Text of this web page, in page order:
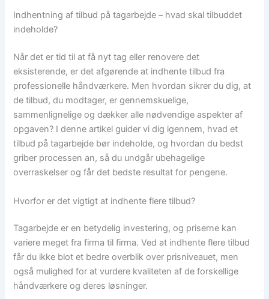
Indhentning af tilbud på tagarbejde – hvad skal tilbuddet
indeholde?
Når det er tid til at få nyt tag eller renovere det
eksisterende, er det afgørende at indhente tilbud fra
professionelle håndværkere. Men hvordan sikrer du dig, at
de tilbud, du modtager, er gennemskuelige,
sammenlignelige og dækker alle nødvendige aspekter af
opgaven? I denne artikel guider vi dig igennem, hvad et
tilbud på tagarbejde bør indeholde, og hvordan du bedst
griber processen an, så du undgår ubehagelige
overraskelser og får det bedste resultat for pengene.
Hvorfor er det vigtigt at indhente flere tilbud?
Tagarbejde er en betydelig investering, og priserne kan
variere meget fra firma til firma. Ved at indhente flere tilbud
får du ikke blot et bedre overblik over prisniveauet, men
også mulighed for at vurdere kvaliteten af de forskellige
håndværkere og deres løsninger.